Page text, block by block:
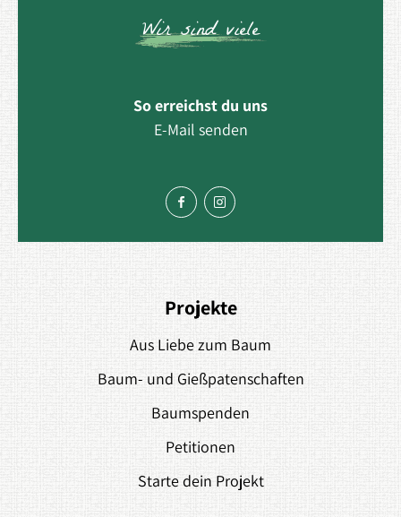
Wir sind viele
So erreichst du uns
E-Mail senden
Projekte
Aus Liebe zum Baum
Baum- und Gießpatenschaften
Baumspenden
Petitionen
Starte dein Projekt